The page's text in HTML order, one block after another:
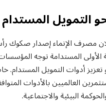
التمويل المستدام
مصرف الإنماء إصدار صكوك
المستدامة توجه
تعزيز أدوات التمويل المستدام.
العالميين بالأدوات
البيئية والاجتماعية.